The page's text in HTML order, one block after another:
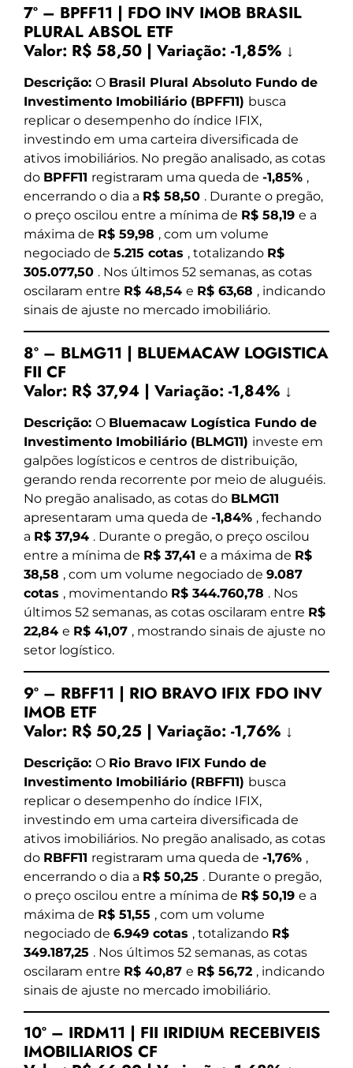
7º – BPFF11 | FDO INV IMOB BRASIL
PLURAL ABSOL ETF
Valor: R$ 58,50 | Variação: -1,85% ↓
Descrição: O Brasil Plural Absoluto Fundo de
Investimento Imobiliário (BPFF11) busca
replicar o desempenho do índice IFIX,
investindo em uma carteira diversificada de
ativos imobiliários. No pregão analisado, as cotas
do BPFF11 registraram uma queda de -1,85% ,
encerrando o dia a R$ 58,50 . Durante o pregão,
o preço oscilou entre a mínima de R$ 58,19 e a
máxima de R$ 59,98 , com um volume
negociado de 5.215 cotas , totalizando R$
305.077,50 . Nos últimos 52 semanas, as cotas
oscilaram entre R$ 48,54 e R$ 63,68 , indicando
sinais de ajuste no mercado imobiliário.
8º – BLMG11 | BLUEMACAW LOGISTICA
FII CF
Valor: R$ 37,94 | Variação: -1,84% ↓
Descrição: O Bluemacaw Logística Fundo de
Investimento Imobiliário (BLMG11) investe em
galpões logísticos e centros de distribuição,
gerando renda recorrente por meio de aluguéis.
No pregão analisado, as cotas do BLMG11
apresentaram uma queda de -1,84% , fechando
a R$ 37,94 . Durante o pregão, o preço oscilou
entre a mínima de R$ 37,41 e a máxima de R$
38,58 , com um volume negociado de 9.087
cotas , movimentando R$ 344.760,78 . Nos
últimos 52 semanas, as cotas oscilaram entre R$
22,84 e R$ 41,07 , mostrando sinais de ajuste no
setor logístico.
9º – RBFF11 | RIO BRAVO IFIX FDO INV
IMOB ETF
Valor: R$ 50,25 | Variação: -1,76% ↓
Descrição: O Rio Bravo IFIX Fundo de
Investimento Imobiliário (RBFF11) busca
replicar o desempenho do índice IFIX,
investindo em uma carteira diversificada de
ativos imobiliários. No pregão analisado, as cotas
do RBFF11 registraram uma queda de -1,76% ,
encerrando o dia a R$ 50,25 . Durante o pregão,
o preço oscilou entre a mínima de R$ 50,19 e a
máxima de R$ 51,55 , com um volume
negociado de 6.949 cotas , totalizando R$
349.187,25 . Nos últimos 52 semanas, as cotas
oscilaram entre R$ 40,87 e R$ 56,72 , indicando
sinais de ajuste no mercado imobiliário.
10º – IRDM11 | FII IRIDIUM RECEBIVEIS
IMOBILIARIOS CF